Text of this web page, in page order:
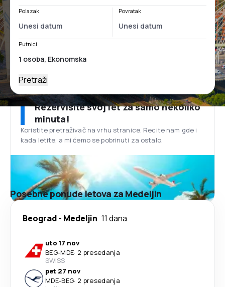
Polazak Povratak
Putnici
Pretraži
Rezervišite svoj let za samo nekoliko
minuta!
Koristite pretraživač na vrhu stranice. Recite nam gde i
kada letite, a mi ćemo se pobrinuti za ostalo.
Posebne ponude letova za Medeljin
Beograd- Medeljin 11 dana
uto 17 nov
BEG-MDE· 2 presedanja
SWISS
pet 27 nov
MDE-BEG· 2 presedanja